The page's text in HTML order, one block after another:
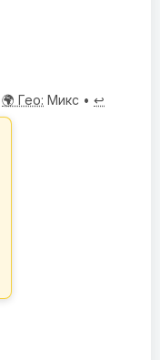
🌍 Гео: Микс • ↩️